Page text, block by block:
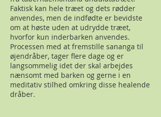
Faktisk kan hele træet og dets rødder
anvendes, men de indfødte er bevidste
om at høste uden at udrydde træet,
hvorfor kun inderbarken anvendes.
Processen med at fremstille sananga til
øjendråber, tager flere dage og er
langsommelig idet der skal arbejdes
nænsomt med barken og gerne i en
meditativ stilhed omkring disse healende
dråber.